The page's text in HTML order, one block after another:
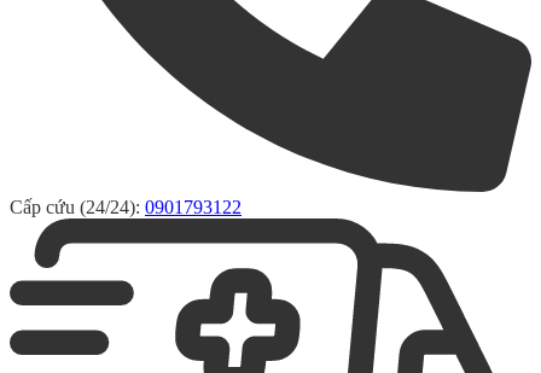
Cấp cứu (24/24): 0901793122